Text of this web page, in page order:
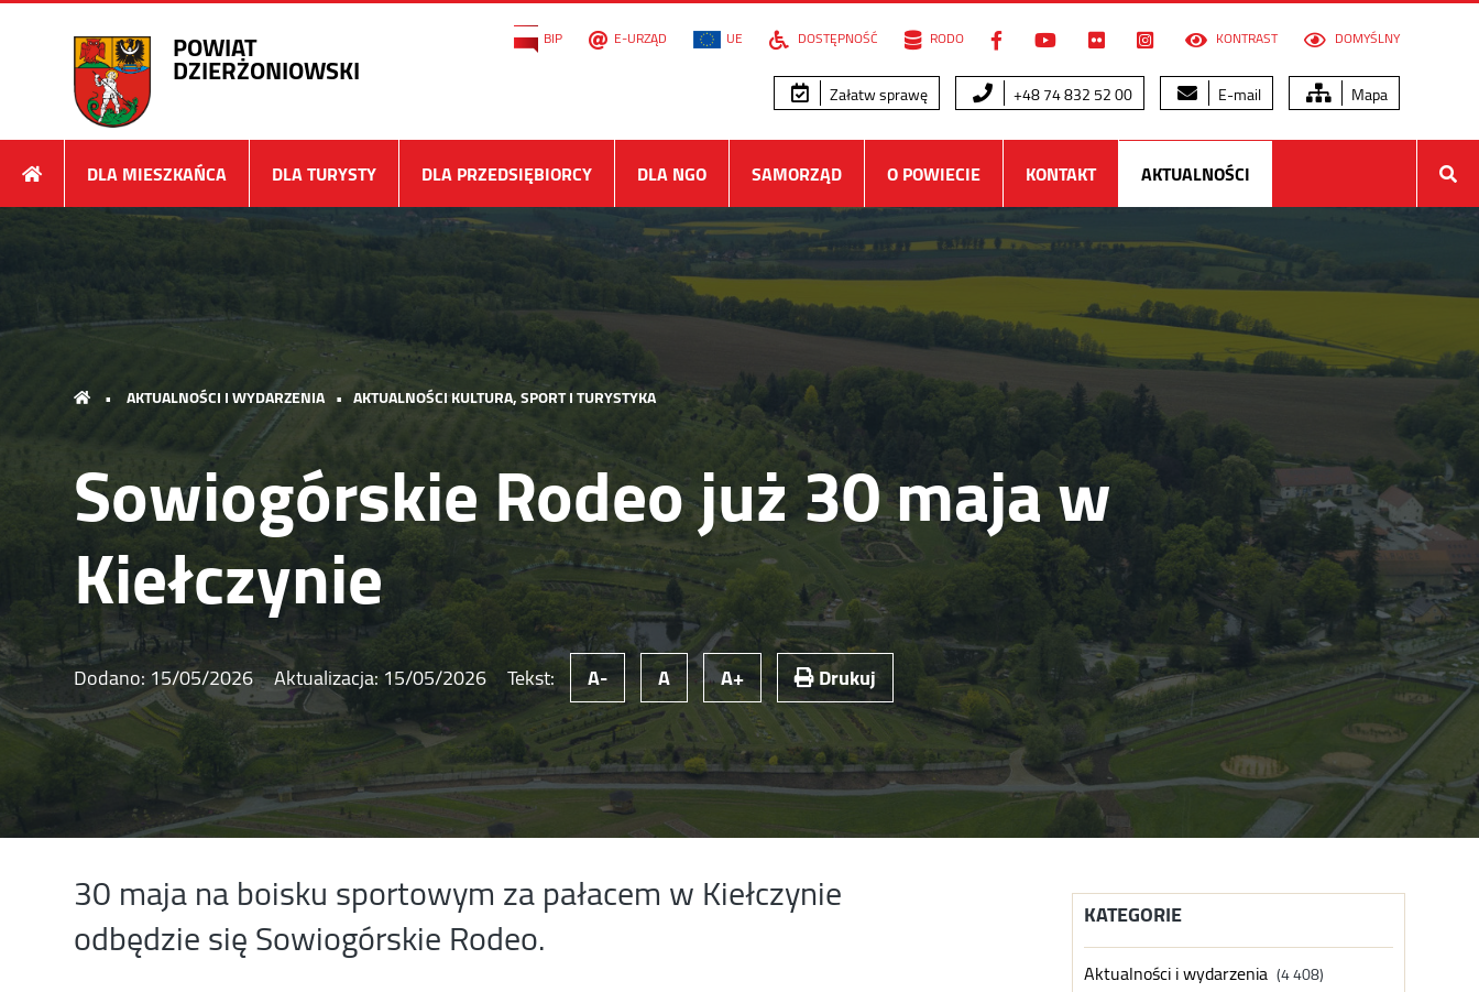
POWIAT
DZIERŻONIOWSKI
BIP E-URZĄD UE DOSTĘPNOŚĆ RODO KONTRAST DOMYŚLNY
Załatw sprawę +48 74 832 52 00 E-mail Mapa
DLA MIESZKAŃCA DLA TURYSTY DLA PRZEDSIĘBIORCY DLA NGO SAMORZĄD O POWIECIE KONTAKT AKTUALNOŚCI
• AKTUALNOŚCI I WYDARZENIA • AKTUALNOŚCI KULTURA, SPORT I TURYSTYKA
Sowiogórskie Rodeo już 30 maja w
Kiełczynie
Dodano: 15/05/2026 Aktualizacja:15/05/2026 Tekst: A- A A+ Drukuj
30 maja na boisku sportowym za pałacem w Kiełczynie
odbędzie się Sowiogórskie Rodeo. KATEGORIE
Aktualności i wydarzenia (4 408)